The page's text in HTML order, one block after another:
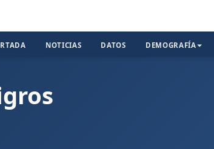
NOTICIAS DATOS DEMOGRAFÍA